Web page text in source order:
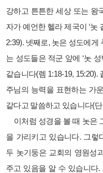
강하고 튼튼한 세상 또는 왕
자가 예언한 헬라 제국이 ‘놋
2:39). 넷째로, 놋은 성도에게
는 성도들은 적군 앞에 ‘놋
같습니다(렘 1:18-19, 15:20).
주님의 능력을 표현하는 가
같다고 말씀하고 있습니다(단
이처럼 성경을 볼 때 놋은
을 가리키고 있습니다. 그렇
두 놋기둥은 교회의 영원성
주고 있음을 알 수 있습니다